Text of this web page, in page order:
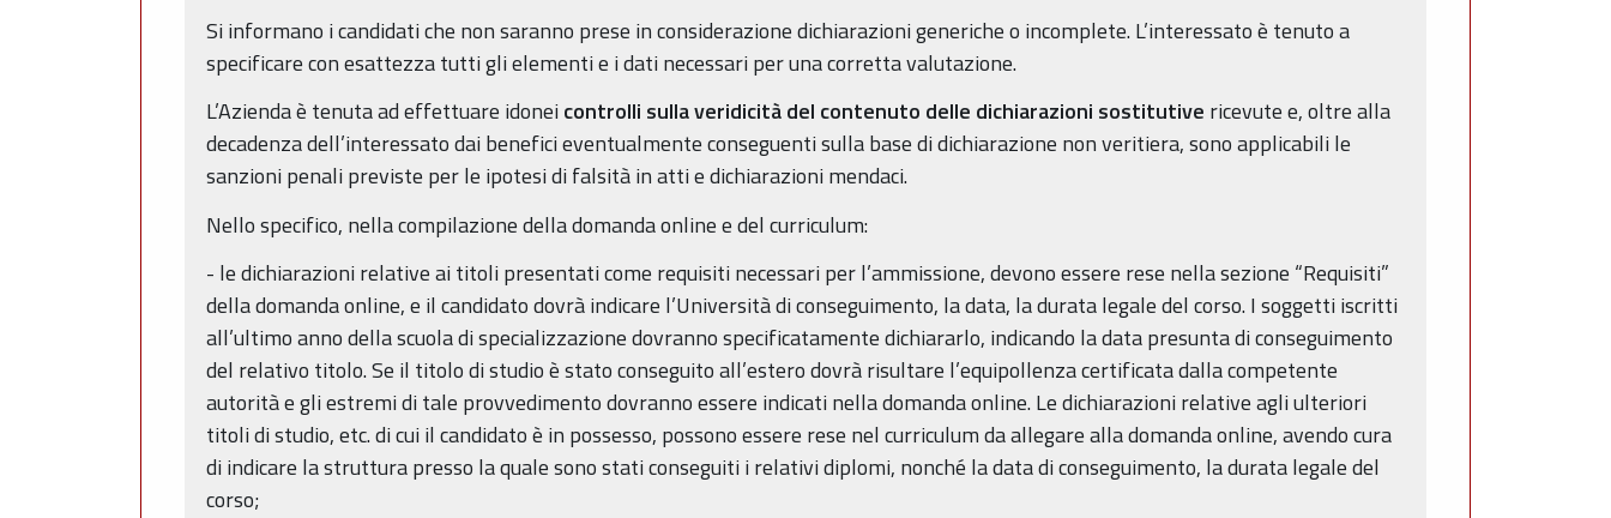
Si informano i candidati che non saranno prese in considerazione dichiarazioni generiche o incomplete. L’interessato è tenuto a
specificare con esattezza tutti gli elementi e i dati necessari per una corretta valutazione.
L’Azienda è tenuta ad effettuare idoneicontrolli sulla veridicità del contenuto delle dichiarazioni sostitutive ricevute e, oltre alla
decadenza dell’interessato dai benefici eventualmente conseguenti sulla base di dichiarazione non veritiera, sono applicabili le
sanzioni penali previste per le ipotesi di falsità in atti e dichiarazioni mendaci.
Nello specifico, nella compilazione della domanda online e del curriculum:
- le dichiarazioni relative ai titoli presentati come requisiti necessari per l’ammissione, devono essere rese nella sezione “Requisiti”
della domanda online, e il candidato dovrà indicare l’Università di conseguimento, la data, la durata legale del corso. I soggetti iscritti
all’ultimo anno della scuola di specializzazione dovranno specificatamente dichiararlo, indicando la data presunta di conseguimento
del relativo titolo. Se il titolo di studio è stato conseguito all’estero dovrà risultare l’equipollenza certificata dalla competente
autorità e gli estremi di tale provvedimento dovranno essere indicati nella domanda online. Le dichiarazioni relative agli ulteriori
titoli di studio, etc. di cui il candidato è in possesso, possono essere rese nel curriculum da allegare alla domanda online, avendo cura
di indicare la struttura presso la quale sono stati conseguiti i relativi diplomi, nonché la data di conseguimento, la durata legale del
corso;